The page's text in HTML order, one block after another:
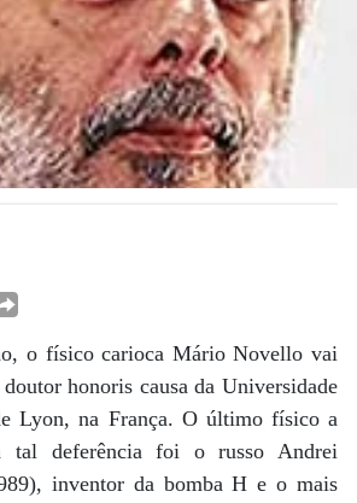
o físico carioca Mário Novello vai
honoris causa da Universidade
Lyon, na França. O último físico a
tal deferência foi o russo Andrei
inventor da bomba H e o mais